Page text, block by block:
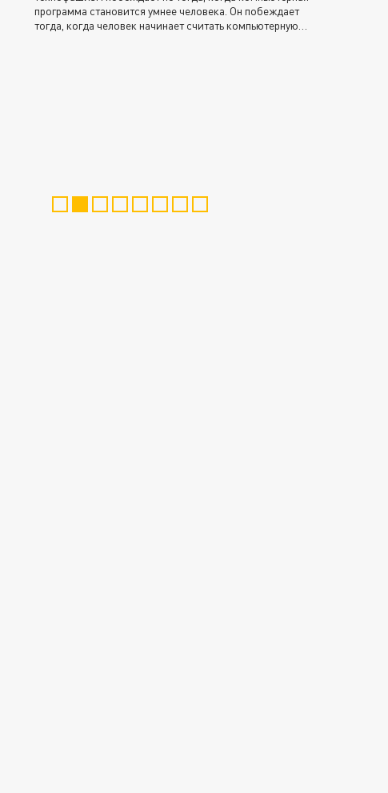
программа становится умнее человека. Он побеждает
тогда, когда человек начинает считать компьютерную